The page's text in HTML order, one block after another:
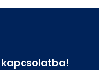
kapcsolatba!